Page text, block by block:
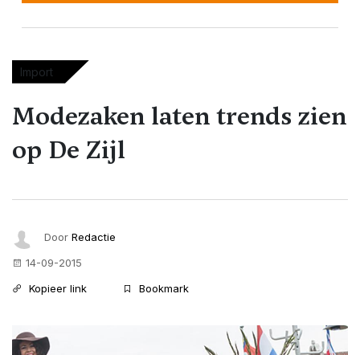
Import
Modezaken laten trends zien
op De Zijl
Door Redactie
14-09-2015
Kopieer link
Bookmark